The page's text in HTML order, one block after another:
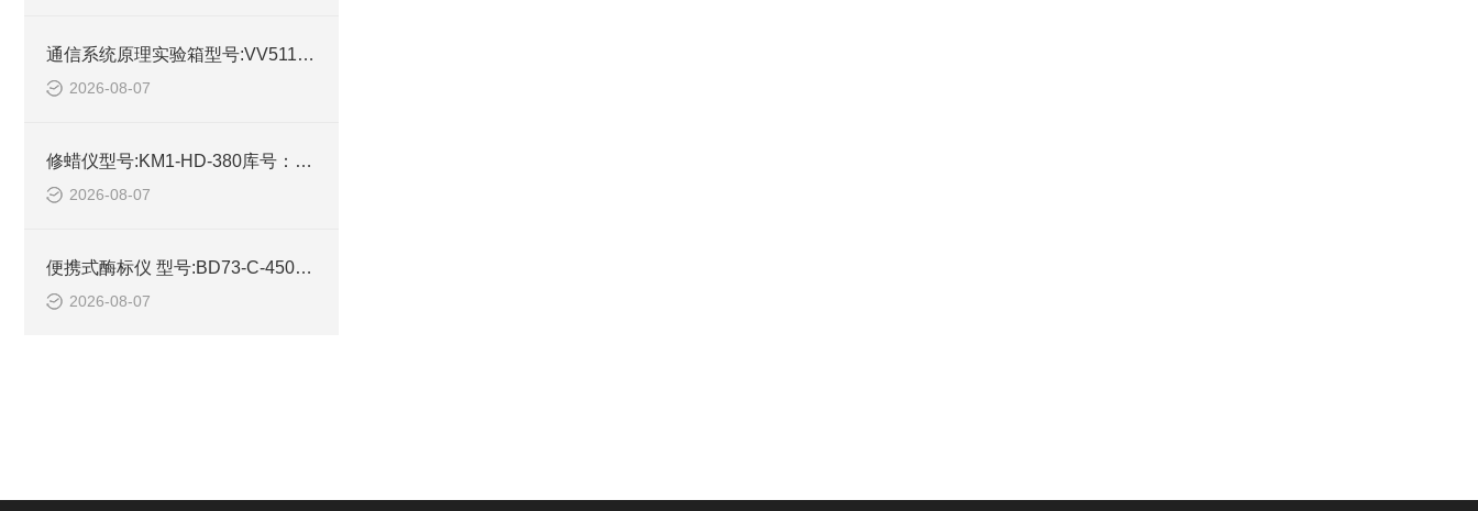
通信系统原理实验箱型号:VV511-M72524库号：M72524的详细介绍
2026-08-07
修蜡仪型号:KM1-HD-380库号：M210930的参数及性能特点
2026-08-07
便携式酶标仪 型号:BD73-C-450库号：M245457的简单介绍
2026-08-07